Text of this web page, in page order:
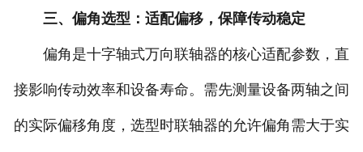
三、偏角选型：适配偏移，保障传动稳定
偏角是十字轴式万向联轴器的核心适配参数，直
接影响传动效率和设备寿命。需先测量设备两轴之间
的实际偏移角度，选型时联轴器的允许偏角需大于实